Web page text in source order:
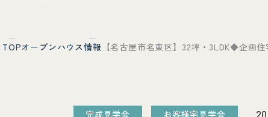
TOPオープンハウス情報 【名古屋市名東区】32坪・3LDK◆企画
完成見学会 お客様宅見学会